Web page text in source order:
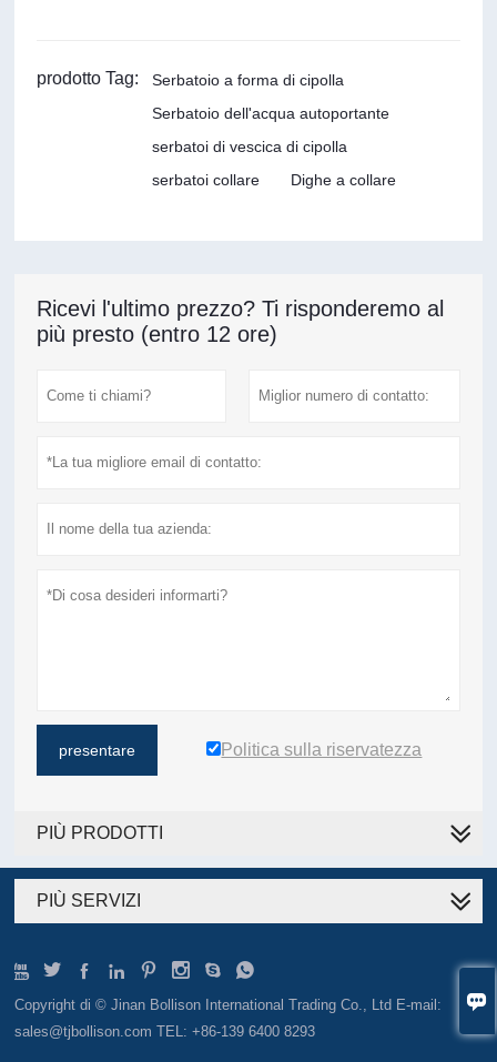

prodotto Tag:
Serbatoio a forma di cipolla
Serbatoio dell'acqua autoportante
serbatoi di vescica di cipolla
serbatoi collare
Dighe a collare
Ricevi l'ultimo prezzo? Ti risponderemo al
più presto (entro 12 ore)
presentare Politica sulla riservatezza
PIÙ PRODOTTI
PIÙ SERVIZI
       
Copyright di © Jinan Bollison International Trading Co., Ltd E-mail:
sales@tjbollison.com TEL: +86-139 6400 8293